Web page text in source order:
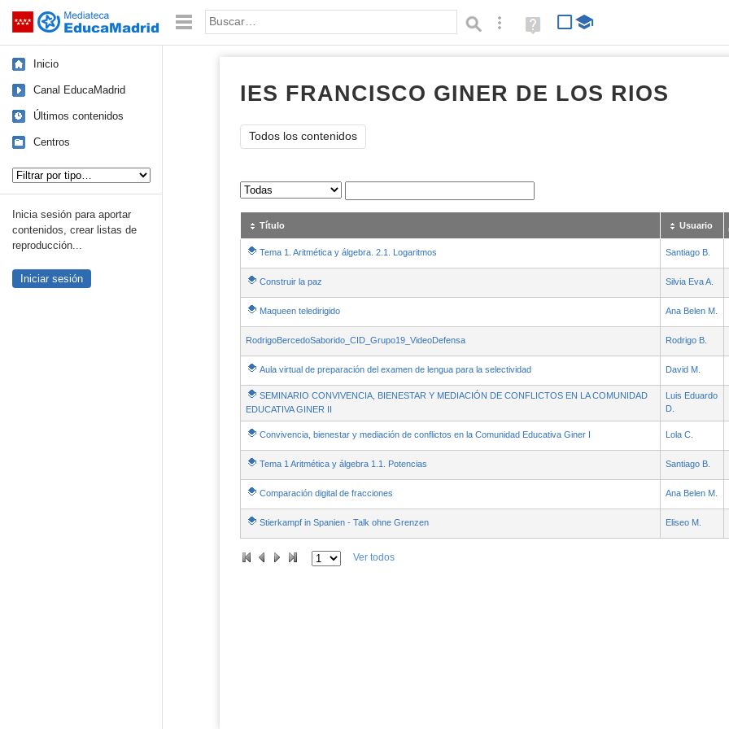
Saltar navegación Palabra o frase: Búsqueda avanzada
Ayuda
(en
Inicio
Canal EducaMadrid
Últimos contenidos
Centros
Inicia sesión para aportar
contenidos, crear listas de
reproducción...
Iniciar sesión
IES FRANCISCO GINER DE LOS RIOS
Todos los contenidos
Sus archivos
Título Usuario
Tema 1. Aritmética y álgebra. 2.1. Logaritmos Santiago B.
Construir la paz Silvia Eva A.
Maqueen teledirigido Ana Belen M.
RodrigoBercedoSaborido_CID_Grupo19_VideoDefensa Rodrigo B.
Aula virtual de preparación del examen de lengua para la selectividad David M.
SEMINARIO CONVIVENCIA, BIENESTAR Y MEDIACIÓN DE CONFLICTOS EN LA COMUNIDAD
EDUCATIVA GINER II
Luis Eduardo
D.
Convivencia, bienestar y mediación de conflictos en la Comunidad Educativa Giner I Lola C.
Tema 1 Aritmética y álgebra 1.1. Potencias Santiago B.
Comparación digital de fracciones Ana Belen M.
Stierkampf in Spanien - Talk ohne Grenzen Eliseo M.
Ver todos